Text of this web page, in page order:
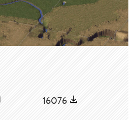
16076